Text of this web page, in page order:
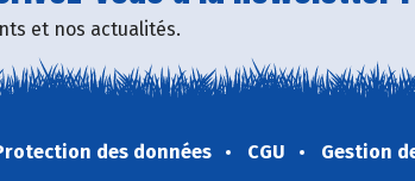
et nos actualités.
des données CGU Gestion